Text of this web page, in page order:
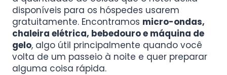
disponíveis para os hóspedes usarem
gratuitamente. Encontramos micro-ondas,
chaleira elétrica, bebedouro e máquina de
gelo, algo útil principalmente quando você
volta de um passeio à noite e quer preparar
alguma coisa rápida.